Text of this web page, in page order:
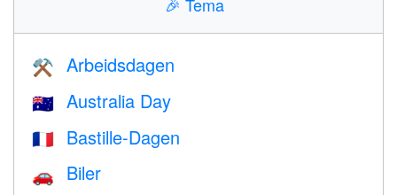
⚒️ Arbeidsdagen
🇦🇺 Australia Day
🇫🇷 Bastille-Dagen
🚗 Biler